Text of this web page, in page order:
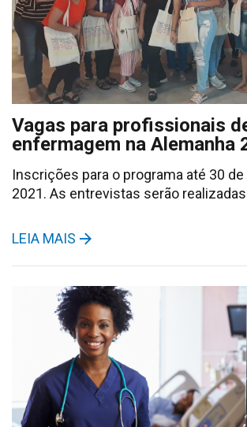
Vagas para profissionais
enfermagem na Alemanha
Inscrições para o programa até 30
2021. As entrevistas serão
LEIA MAIS